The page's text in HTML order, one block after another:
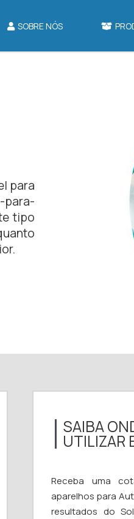
SOBRE NÓS
para
para-
tipo
SAIBA
UTILIZAR
Receba uma
aparelhos para
resultados do